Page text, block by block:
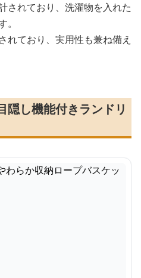
されており、洗濯物を入れた
れており、実用性も兼ね備え
隠し機能付きランドリ